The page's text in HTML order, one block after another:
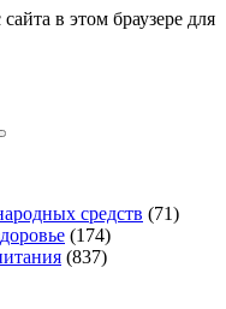
в этом браузере для
средств (71)
(174)
(837)